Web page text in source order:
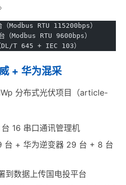
Modbus RTU 115200bps）
Modbus RTU 9600bps）
T 645 + IEC 103）
+ 华为混采
分布式光伏项目（article-
16 串口通讯管理机
台 + 华为逆变器 29 台 + 8 台
到数据上传国电投平台